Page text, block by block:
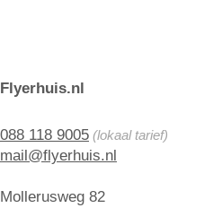
Flyerhuis.nl
088 118 9005 (lokaal tarief)
mail@flyerhuis.nl
Mollerusweg 82